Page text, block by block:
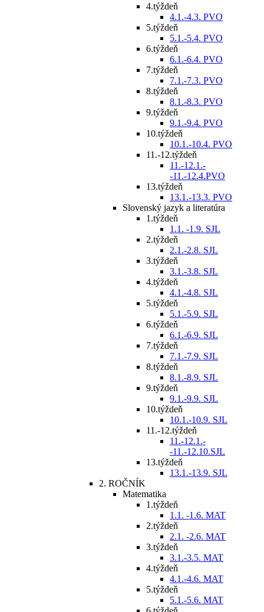
4.týždeň
4.1.-4.3. PVO
5.týždeň
5.1.-5.4. PVO
6.týždeň
6.1.-6.4. PVO
7.týždeň
7.1.-7.3. PVO
8.týždeň
8.1.-8.3. PVO
9.týždeň
9.1.-9.4. PVO
10.týždeň
10.1.-10.4. PVO
11.-12.týždeň
11.-12.1.-
-11.-12.4.PVO
13.týždeň
13.1.-13.3. PVO
Slovenský jazyk a literatúra
1.týždeň
1.1. -1.9. SJL
2.týždeň
2.1.-2.8. SJL
3.týždeň
3.1.-3.8. SJL
4.týždeň
4.1.-4.8. SJL
5.týždeň
5.1.-5.9. SJL
6.týždeň
6.1.-6.9. SJL
7.týždeň
7.1.-7.9. SJL
8.týždeň
8.1.-8.9. SJL
9.týždeň
9.1.-9.9. SJL
10.týždeň
10.1.-10.9. SJL
11.-12.týždeň
11.-12.1.-
-11.-12.10.SJL
13.týždeň
13.1.-13.9. SJL
2. ROČNÍK
Matematika
1.týždeň
1.1. -1.6. MAT
2.týždeň
2.1. -2.6. MAT
3.týždeň
3.1.-3.5. MAT
4.týždeň
4.1.-4.6. MAT
5.týždeň
5.1.-5.6. MAT